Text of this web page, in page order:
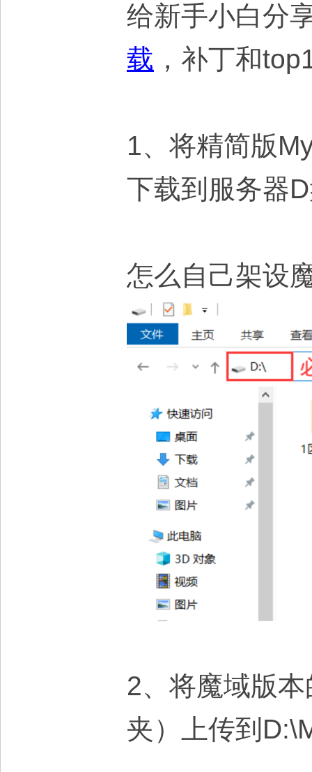
给新手小白分
载 ，补丁和
1、将精简版
下载到服务器
怎么自己架设
2、将魔域版
夹）上传到